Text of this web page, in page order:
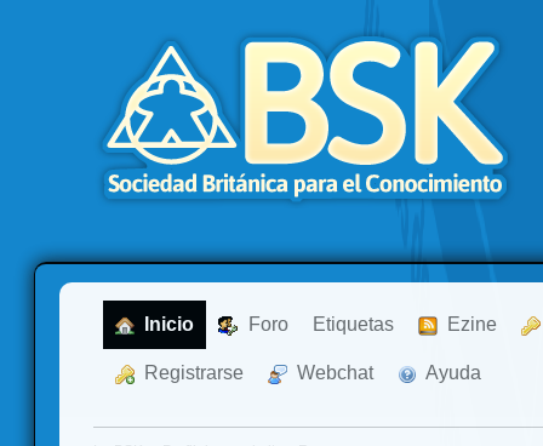
Inicio Foro Etiquetas Ezine
Registrarse Webchat Ayuda